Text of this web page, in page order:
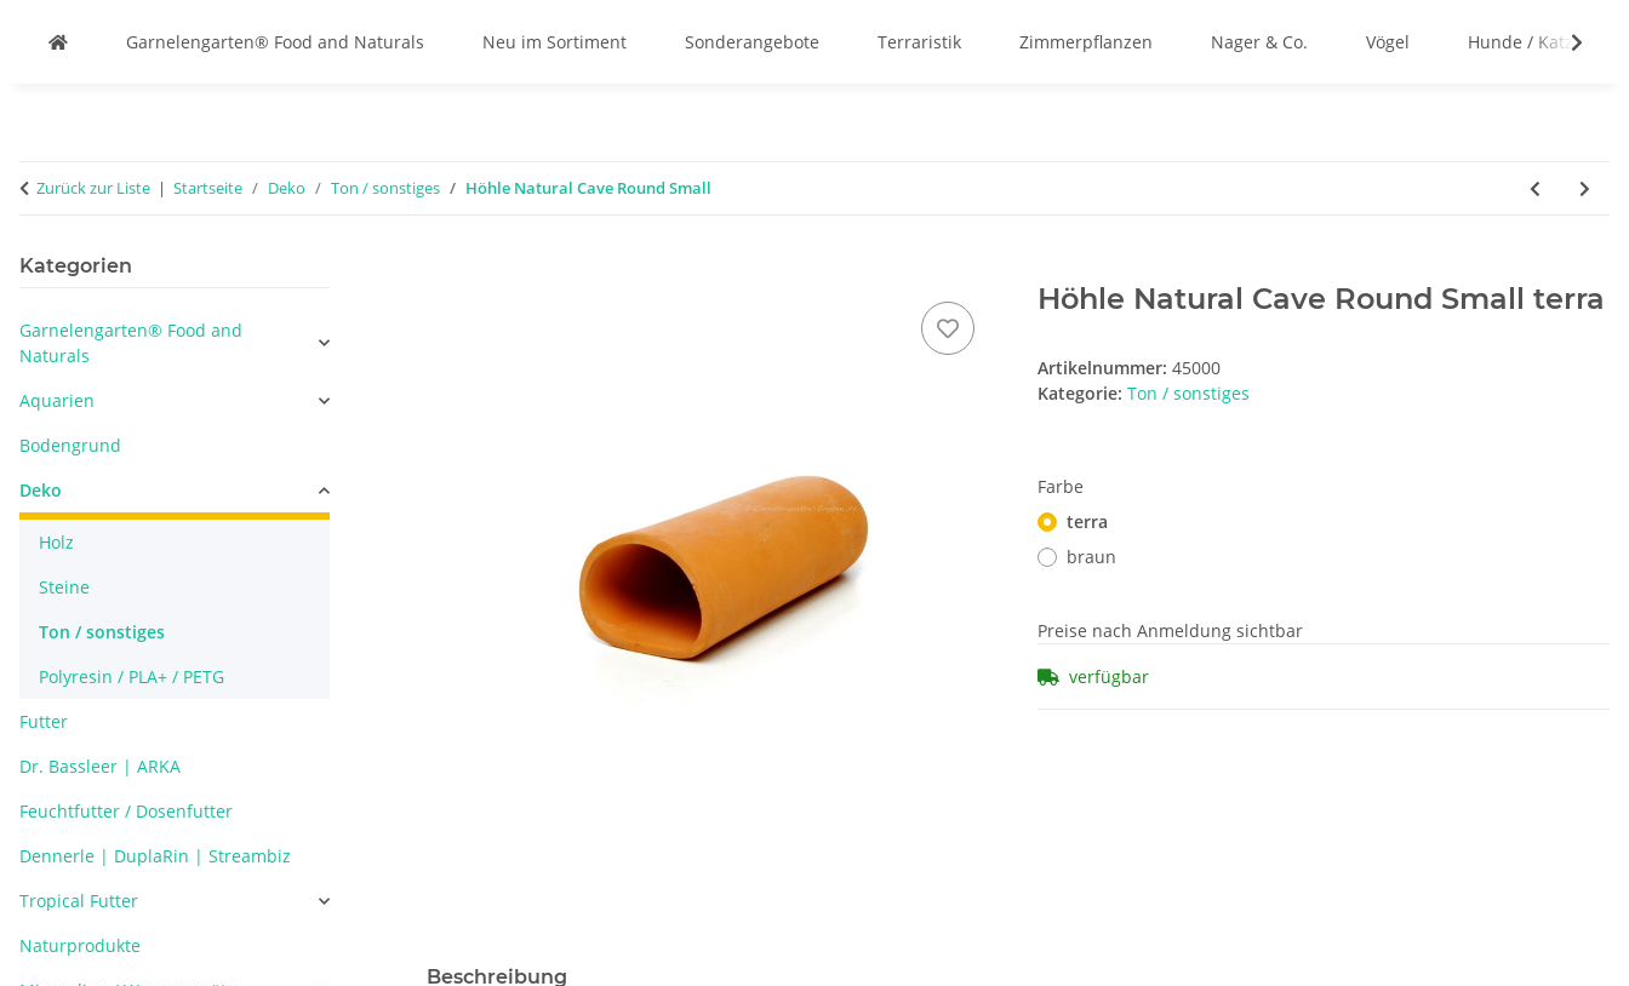
Garnelengarten® Food and Naturals Neu im Sortiment Sonderangebote Terraristik Zimmerpflanzen Nager & Co. Vögel Hunde / Katzen
Zurück zur Liste Startseite Deko Ton / sonstiges Höhle Natural Cave Round Small
Höhle Natural Cave Round Small terra
Artikelnummer: 45000
Kategorie: Ton / sonstiges
Farbe
terra
braun
Preise nach Anmeldung sichtbar
verfügbar
Beschreibung
Kategorien
Garnelengarten® Food and
Naturals
Aquarien
Bodengrund
Deko
Holz
Steine
Ton / sonstiges
Polyresin / PLA+ / PETG
Futter
Dr. Bassleer | ARKA
Feuchtfutter / Dosenfutter
Dennerle | DuplaRin | Streambiz
Tropical Futter
Naturprodukte